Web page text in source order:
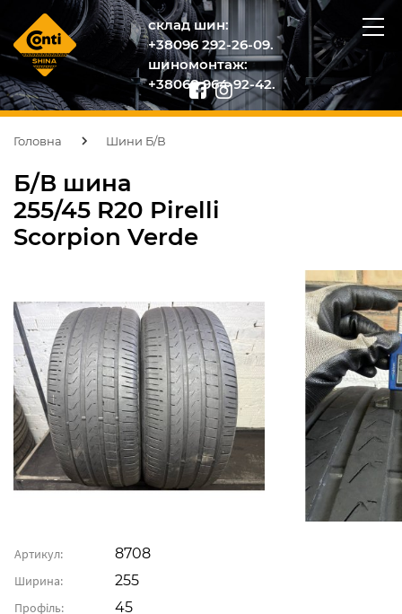
склад шин:
+38096 292-26-09.
шиномонтаж:
+38068 964-92-42.
Головна Шини Б/В
Б/В шина
255/45 R20 Pirelli
Scorpion Verde
Артикул: 8708
Ширина: 255
Профіль: 45